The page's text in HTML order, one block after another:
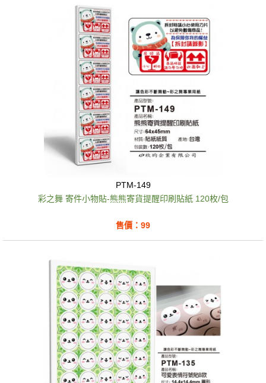
PTM-149
彩之舞 寄件小物貼-熊熊寄貨提醒印刷貼紙 120枚/包
售價：99